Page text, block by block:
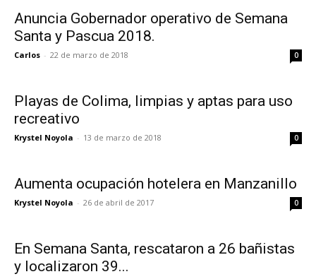
Anuncia Gobernador operativo de Semana
Santa y Pascua 2018.
Carlos - 22 de marzo de 2018 0
Playas de Colima, limpias y aptas para uso
recreativo
Krystel Noyola - 13 de marzo de 2018 0
Aumenta ocupación hotelera en Manzanillo
Krystel Noyola - 26 de abril de 2017 0
En Semana Santa, rescataron a 26 bañistas
y localizaron 39...